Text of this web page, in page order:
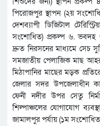
পিরোজপুর স্থাপন (২য়
দেশব্যাপী ডিজিটাল
সংশোধিত) প্রকল্প ৬. ভবদহ
দ্রুত নিরসনের মাধ্যমে সেচ
সমজাতীয় পেলাজিক মাছ
মিঠাপানির মাছের মড়ক
জেলার সদর উপজেলাধীন
ফেনী নদীর উপর সেতু
শিল্পাঞ্চলের যোগাযোগ
জামালপুর পর্যায় (১ম